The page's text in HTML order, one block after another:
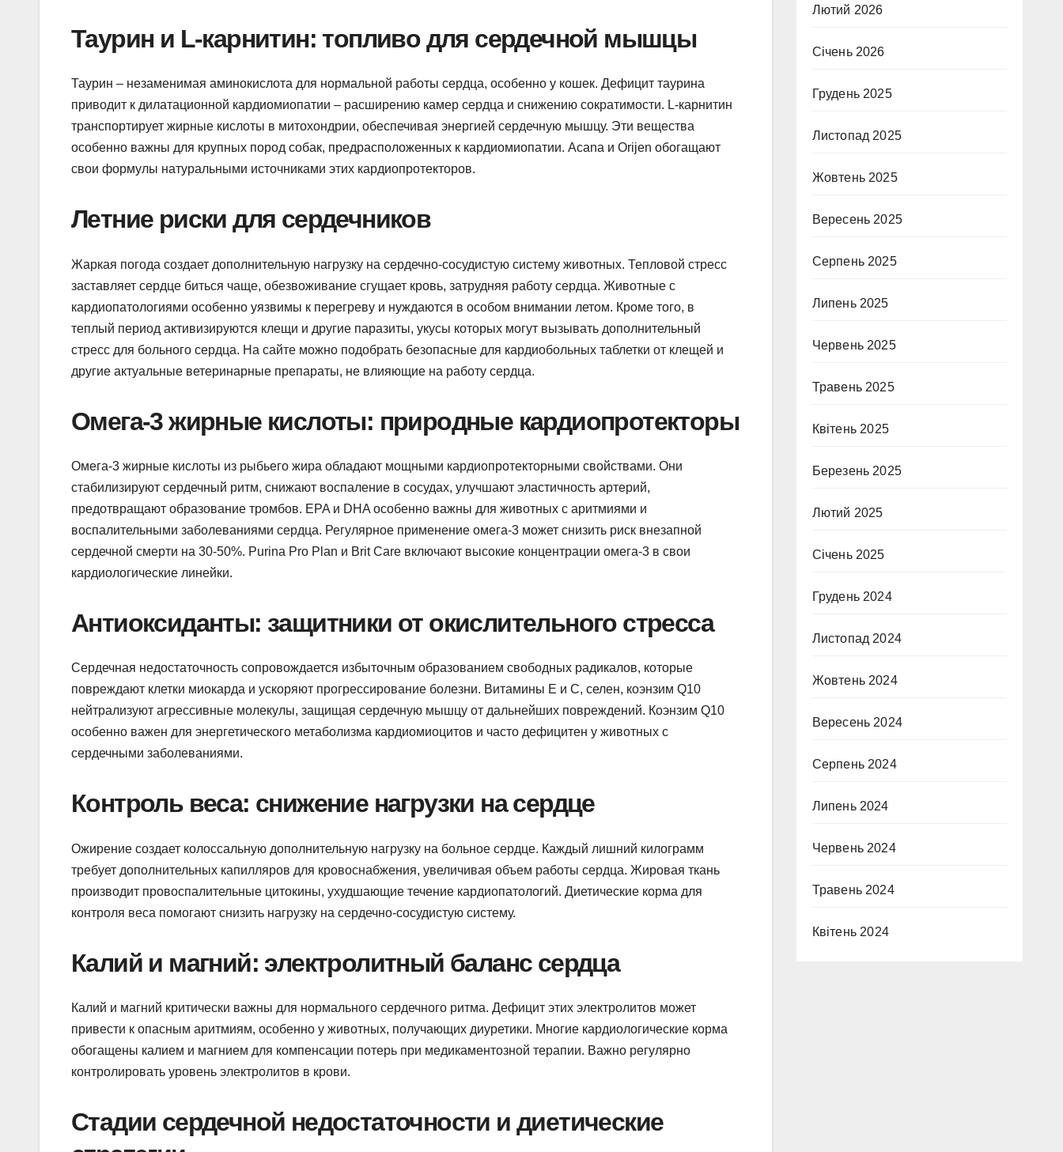
Таурин и L-карнитин: топливо для сердечной мышцы
Таурин – незаменимая аминокислота для нормальной работы сердца, особенно у кошек. Дефицит таурина
приводит к дилатационной кардиомиопатии – расширению камер сердца и снижению сократимости. L-карнитин
транспортирует жирные кислоты в митохондрии, обеспечивая энергией сердечную мышцу. Эти вещества
особенно важны для крупных пород собак, предрасположенных к кардиомиопатии. Acana и Orijen обогащают
свои формулы натуральными источниками этих кардиопротекторов.
Летние риски для сердечников
Жаркая погода создает дополнительную нагрузку на сердечно-сосудистую систему животных. Тепловой стресс
заставляет сердце биться чаще, обезвоживание сгущает кровь, затрудняя работу сердца. Животные с
кардиопатологиями особенно уязвимы к перегреву и нуждаются в особом внимании летом. Кроме того, в
теплый период активизируются клещи и другие паразиты, укусы которых могут вызывать дополнительный
стресс для больного сердца. На сайте можно подобрать безопасные для кардиобольных таблетки от клещей и
другие актуальные ветеринарные препараты, не влияющие на работу сердца.
Омега-3 жирные кислоты: природные кардиопротекторы
Омега-3 жирные кислоты из рыбьего жира обладают мощными кардиопротекторными свойствами. Они
стабилизируют сердечный ритм, снижают воспаление в сосудах, улучшают эластичность артерий,
предотвращают образование тромбов. EPA и DHA особенно важны для животных с аритмиями и
воспалительными заболеваниями сердца. Регулярное применение омега-3 может снизить риск внезапной
сердечной смерти на 30-50%. Purina Pro Plan и Brit Care включают высокие концентрации омега-3 в свои
кардиологические линейки.
Антиоксиданты: защитники от окислительного стресса
Сердечная недостаточность сопровождается избыточным образованием свободных радикалов, которые
повреждают клетки миокарда и ускоряют прогрессирование болезни. Витамины E и C, селен, коэнзим Q10
нейтрализуют агрессивные молекулы, защищая сердечную мышцу от дальнейших повреждений. Коэнзим Q10
особенно важен для энергетического метаболизма кардиомиоцитов и часто дефицитен у животных с
сердечными заболеваниями.
Контроль веса: снижение нагрузки на сердце
Ожирение создает колоссальную дополнительную нагрузку на больное сердце. Каждый лишний килограмм
требует дополнительных капилляров для кровоснабжения, увеличивая объем работы сердца. Жировая ткань
производит провоспалительные цитокины, ухудшающие течение кардиопатологий. Диетические корма для
контроля веса помогают снизить нагрузку на сердечно-сосудистую систему.
Калий и магний: электролитный баланс сердца
Калий и магний критически важны для нормального сердечного ритма. Дефицит этих электролитов может
привести к опасным аритмиям, особенно у животных, получающих диуретики. Многие кардиологические корма
обогащены калием и магнием для компенсации потерь при медикаментозной терапии. Важно регулярно
контролировать уровень электролитов в крови.
Стадии сердечной недостаточности и диетические
Лютий 2026
Січень 2026
Грудень 2025
Листопад 2025
Жовтень 2025
Вересень 2025
Серпень 2025
Липень 2025
Червень 2025
Травень 2025
Квітень 2025
Березень 2025
Лютий 2025
Січень 2025
Грудень 2024
Листопад 2024
Жовтень 2024
Вересень 2024
Серпень 2024
Липень 2024
Червень 2024
Травень 2024
Квітень 2024